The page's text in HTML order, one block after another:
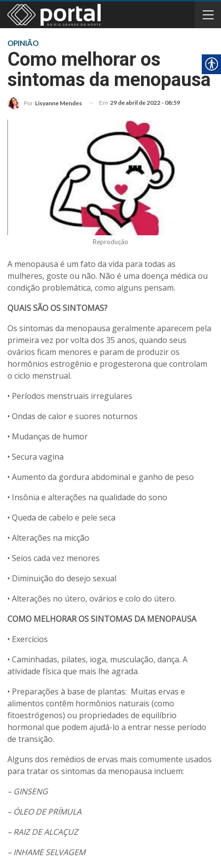
OPINIÃO
Como melhorar os
sintomas da menopausa
Por Lisyanne Mendes Em 29 de abril de 2022 - 08:59
Reprodução
A menopausa é um fato da vida para todas as
mulheres, goste ou não. Não é uma doença médica ou
condição problemática, como alguns pensam.
QUAIS SÃO OS SINTOMAS?
Os sintomas da menopausa geralmente aparecem pela
primeira vez por volta dos 35 anos, quando seus
ovários ficam menores e param de produzir os
hormônios estrogênio e progesterona que controlam
o ciclo menstrual.
• Períodos menstruais irregulares
• Ondas de calor e suores noturnos
• Mudanças de humor
• Secura vagina
• Aumento da gordura abdominal e ganho de peso
• Insônia e alterações na qualidade do sono
• Queda de cabelo e pele seca
• Alterações na micção
• Seios cada vez menores
• Diminuição do desejo sexual
• Alterações no útero, ovários e colo do útero.
COMO MELHORAR OS SINTOMAS DA MENOPAUSA
• Exercícios
• Caminhadas, pilates, ioga, musculação, dança. A
atividade física que mais lhe agrada.
• Preparações à base de plantas: Muitas ervas e
alimentos contêm hormônios naturais (como
fitoestrógenos) ou propriedades de equilíbrio
hormonal que podem ajudá-lo a entrar nesse período
de transição.
Alguns dos remédios de ervas mais comumente usados
para tratar os sintomas da menopausa incluem:
– GINSENG
– ÓLEO DE PRÍMULA
– RAIZ DE ALCAÇUZ
– INHAME SELVAGEM